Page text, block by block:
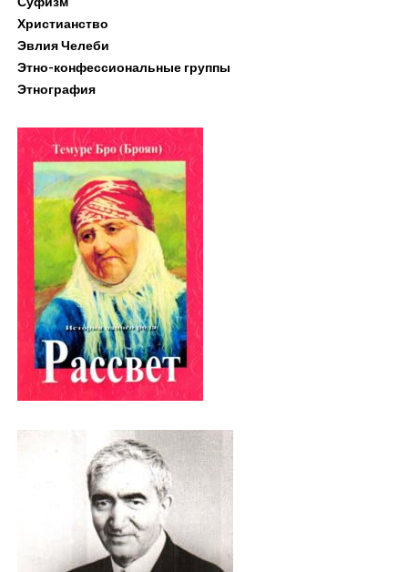
Христианство
Эвлия Челеби
Этно-конфессиональные группы
Этнография